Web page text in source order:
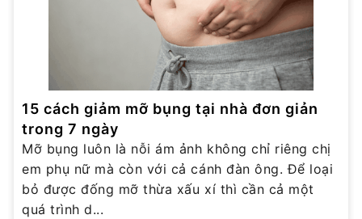
15 cách giảm mỡ bụng tại nhà đơn giản
trong 7 ngày
Mỡ bụng luôn là nỗi ám ảnh không chỉ riêng chị
em phụ nữ mà còn với cả cánh đàn ông. Để loại
bỏ được đống mỡ thừa xấu xí thì cần cả một
quá trình d...